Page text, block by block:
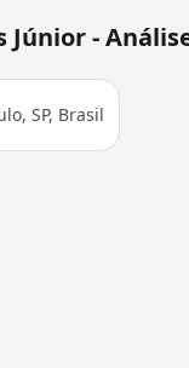
-
SP, Brasil